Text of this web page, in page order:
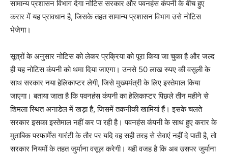
सामान्य प्रशासन विभाग देगा नोटिस सरकार और पवनहंस कंपनी के बीच हुए
करार में यह प्रावधान है, जिसके तहत सामान्य प्रशासन विभाग उसे नोटिस
भेजेगा।
सूत्रों के अनुसार नोटिस को लेकर प्रक्रिया को पूरा किया जा चुका है और जल्द
ही यह नोटिस कंपनी को थमा दिया जाएगा। उनसे 50 लाख रुपए की वसूली के
साथ सरकार नया हेलिकाप्टर लेगी, जिसे मुख्यमंत्री के लिए इस्तेमाल किया
जाएगा। बताया जाता है कि पवनहंस कंपनी का हेलिकाप्टर पिछले तीन महीने से
शिमला स्थित अनाडेल में खड़ा है, जिसमें तकनीकी खामियां हैं। इसके चलते
सरकार इसका इस्तेमाल नहीं कर पा रही है। पवनहंस कंपनी के साथ हुए करार के
मुताबिक परफार्मेंस गारंटी के तौर पर यदि वह सही तरह से सेवाएं नहीं दे पाती है, तो
सरकार नियमों के तहत जुर्माना वसूल करेगी। यही वजह है कि अब उसपर जुर्माना